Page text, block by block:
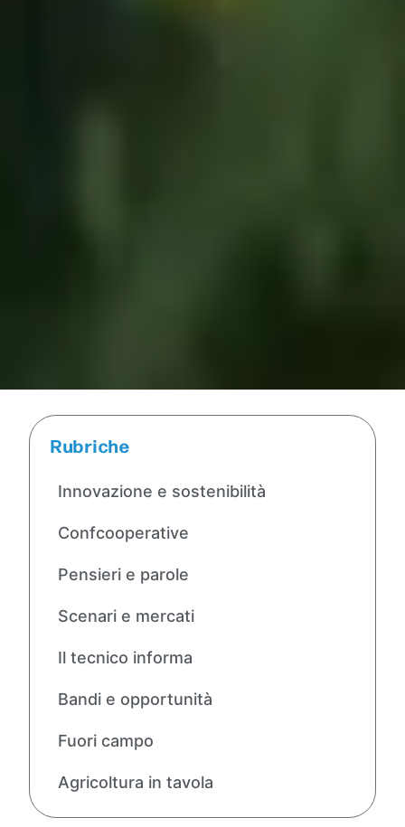
Rubriche
Innovazione e sostenibilità
Confcooperative
Pensieri e parole
Scenari e mercati
Il tecnico informa
Bandi e opportunità
Fuori campo
Agricoltura in tavola